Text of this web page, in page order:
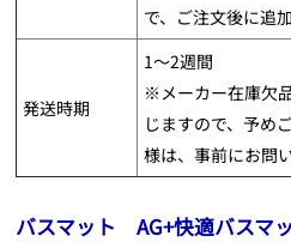
で、ご注文後に追
発送時期
1～2週間
※メーカー在庫欠
じますので、予め
様は、事前にお問
バスマット AG+快適バスマ